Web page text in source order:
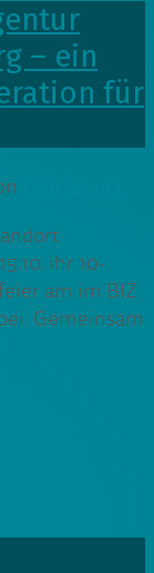
– ein
für
ihr 10-
am im BIZ
Gemeinsam